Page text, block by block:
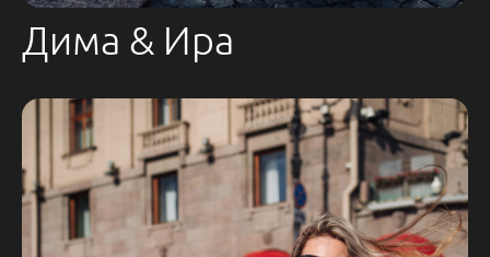
Дима & Ира